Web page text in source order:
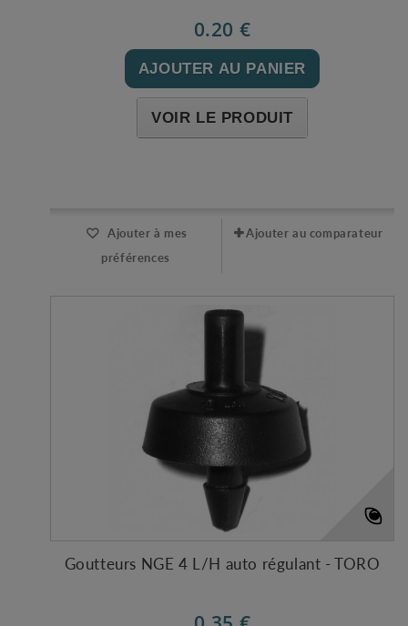
0.20 €
AJOUTER AU PANIER
VOIR LE PRODUIT
Ajouter à mes
préférences
Ajouter au comparateur
Goutteurs NGE 4 L/H auto régulant - TORO